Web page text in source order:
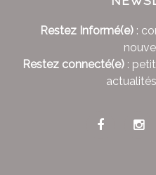
Restez Informé(e):
Restez connecté(e):